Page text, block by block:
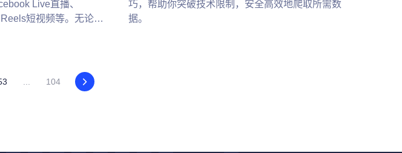
Live直播、
短视频等。无论你
巧，帮助你突破技术限制，安全高效地爬取所需数
据。
104